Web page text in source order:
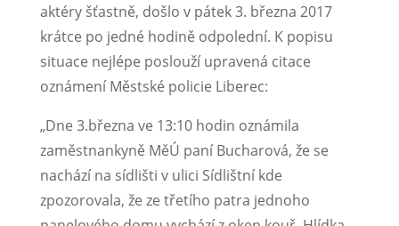
aktéry šťastně, došlo v pátek 3. března 2017
krátce po jedné hodině odpolední. K popisu
situace nejlépe poslouží upravená citace
oznámení Městské policie Liberec:
„Dne 3.března ve 13:10 hodin oznámila
zaměstnankyně MěÚ paní Bucharová, že se
nachází na sídlišti v ulici Sídlištní kde
zpozorovala, že ze třetího patra jednoho